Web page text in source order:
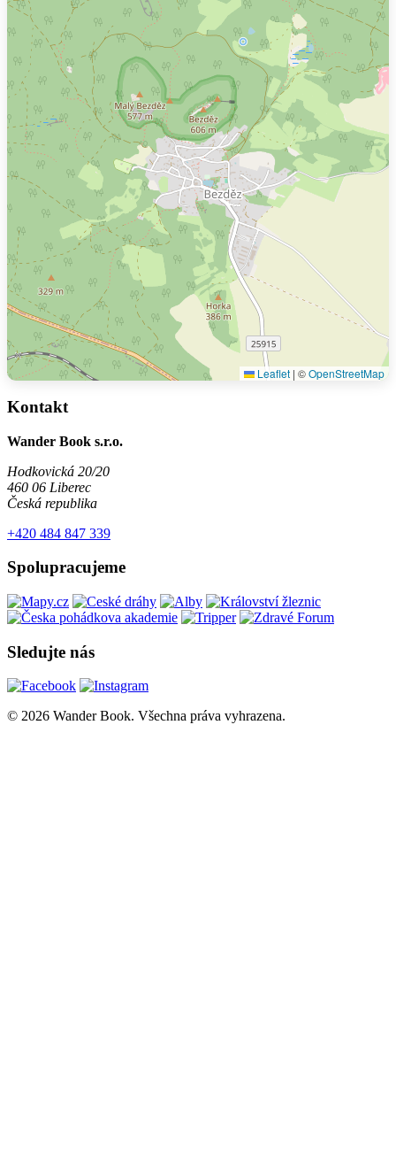
Leaflet | ©OpenStreetMap
Kontakt
Wander Book s.r.o.
Hodkovická 20/20
460 06 Liberec
Česká republika
+420 484 847 339
Spolupracujeme
Sledujte nás
© 2026 Wander Book. Všechna práva vyhrazena.